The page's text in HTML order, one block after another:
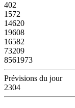
402
1572
14620
19608
16582
73209
8561973
Prévisions du jour
2304